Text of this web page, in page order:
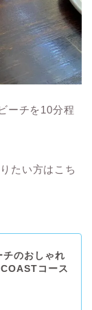
ーチを10分程
たい方はこち
チのおしゃれ
コース